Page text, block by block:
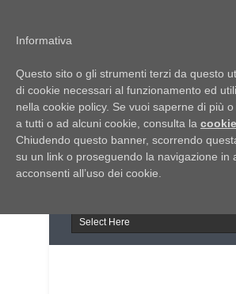
Italia Notizie
Giornale di Basilicata
Giornale di Puglia
INFORMAPUGLIA
Il portale n.1 del lavoro
in Puglia
Informativa
Questo sito o gli strumenti terzi da questo
di cookie necessari al funzionamento ed
nella cookie policy. Se vuoi saperne di più
a tutti o ad alcuni cookie, consulta la
Chiudendo questo banner, scorrendo
su un link o proseguendo la navigazione in
acconsenti all’uso dei cookie.